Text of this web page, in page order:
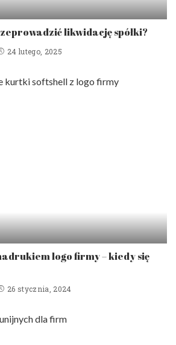
likwidację spółki?
24 lutego, 2025
logo firmy – kiedy się
26 stycznia, 2024